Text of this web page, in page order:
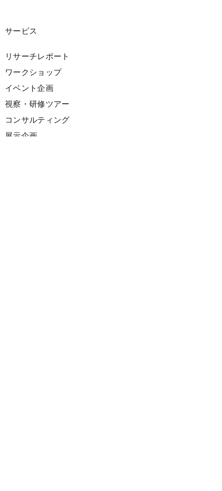
サービス
リサーチレポート
ワークショップ
イベント企画
視察・研修ツアー
コンサルティング
展示企画